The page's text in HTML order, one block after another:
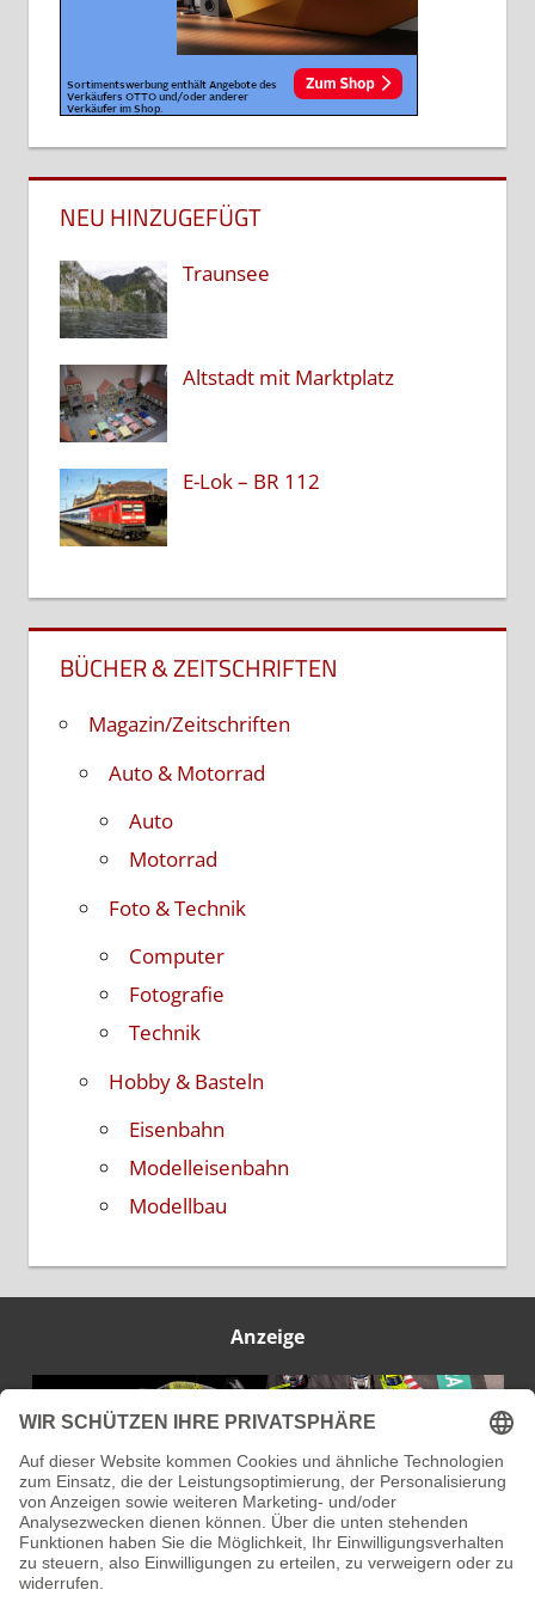
NEU HINZUGEFÜGT
Traunsee
Altstadt mit Marktplatz
E-Lok – BR 112
BÜCHER & ZEITSCHRIFTEN
Magazin/Zeitschriften
Auto & Motorrad
Auto
Motorrad
Foto & Technik
Computer
Fotografie
Technik
Hobby & Basteln
Eisenbahn
Modelleisenbahn
Modellbau
Anzeige
IMPRESSUM